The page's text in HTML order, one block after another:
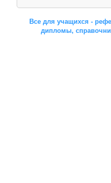
Все для учащихся -
дипломы,